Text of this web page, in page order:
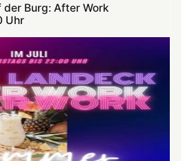
der Burg: After Work
Uhr